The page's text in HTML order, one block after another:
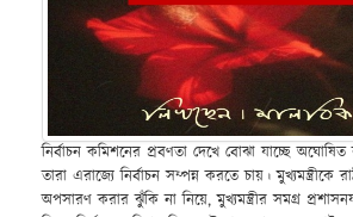
নির্বাচন কমিশনের প্রবণতা দেখে বোঝা যাচ্ছে অঘোষিত
তারা এরাজ্যে নির্বাচন সম্পন্ন করতে চায়। মুখ্যমন্ত্রীকে
অপসারণ করার ঝুঁকি না নিয়ে, মুখ্যমন্ত্রীর সমগ্র